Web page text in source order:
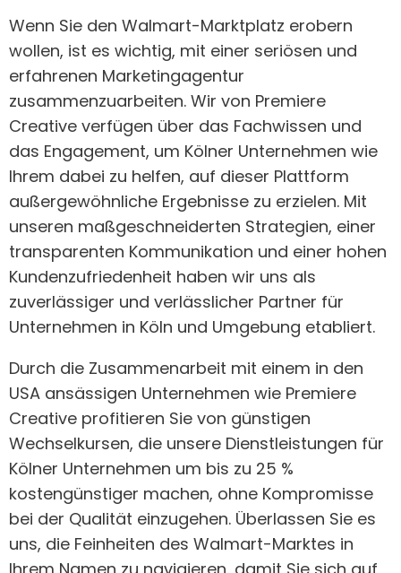
Wenn Sie den Walmart-Marktplatz erobern
wollen, ist es wichtig, mit einer seriösen und
erfahrenen Marketingagentur
zusammenzuarbeiten. Wir von Premiere
Creative verfügen über das Fachwissen und
das Engagement, um Kölner Unternehmen wie
Ihrem dabei zu helfen, auf dieser Plattform
außergewöhnliche Ergebnisse zu erzielen. Mit
unseren maßgeschneiderten Strategien, einer
transparenten Kommunikation und einer hohen
Kundenzufriedenheit haben wir uns als
zuverlässiger und verlässlicher Partner für
Unternehmen in Köln und Umgebung etabliert.
Durch die Zusammenarbeit mit einem in den
USA ansässigen Unternehmen wie Premiere
Creative profitieren Sie von günstigen
Wechselkursen, die unsere Dienstleistungen für
Kölner Unternehmen um bis zu 25 %
kostengünstiger machen, ohne Kompromisse
bei der Qualität einzugehen. Überlassen Sie es
uns, die Feinheiten des Walmart-Marktes in